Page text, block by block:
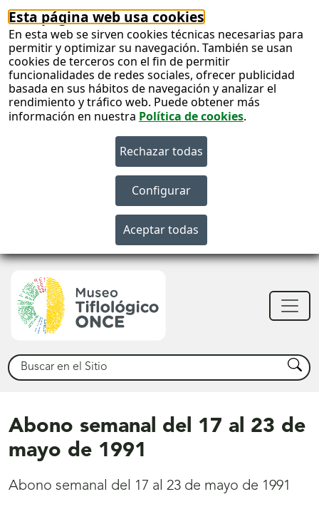
Esta página web usa cookies
En esta web se sirven cookies técnicas necesarias para
permitir y optimizar su navegación. También se usan
cookies de terceros con el fin de permitir
funcionalidades de redes sociales, ofrecer publicidad
basada en sus hábitos de navegación y analizar el
rendimiento y tráfico web. Puede obtener más
información en nuestra Política de cookies.
Buscar Buscar
Abono semanal del 17 al 23 de
mayo de 1991
Abono semanal del 17 al 23 de mayo de 1991